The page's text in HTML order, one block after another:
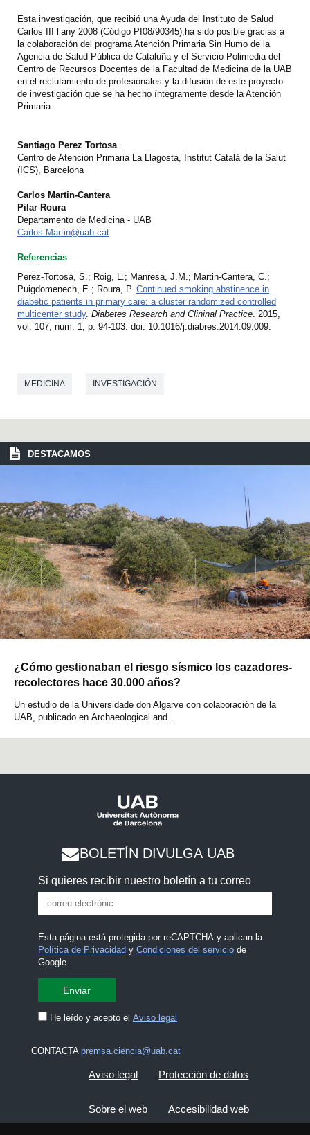
Esta investigación, que recibió una Ayuda del Instituto de Salud
Carlos III l’any 2008 (Código PI08/90345),ha sido posible gracias a
la colaboración del programa Atención Primaria Sin Humo de la
Agencia de Salud Pública de Cataluña y el Servicio Polimedia del
Centro de Recursos Docentes de la Facultad de Medicina de la UAB
en el reclutamiento de profesionales y la difusión de este proyecto
de investigación que se ha hecho íntegramente desde la Atención
Primaria.
Santiago Perez Tortosa
Centro de Atención Primaria La Llagosta, Institut Català de la Salut
(ICS), Barcelona
Carlos Martin-Cantera
Pilar Roura
Departamento de Medicina - UAB
Carlos.Martin@uab.cat
Referencias
Perez-Tortosa, S.; Roig, L.; Manresa, J.M.; Martin-Cantera, C.;
Puigdomenech, E.; Roura, P. Continued smoking abstinence in
diabetic patients in primary care: a cluster randomized controlled
multicenter study. Diabetes Research and Clininal Practice . 2015,
vol. 107, num. 1, p. 94-103. doi: 10.1016/j.diabres.2014.09.009.
MEDICINA INVESTIGACIÓN
DESTACAMOS
¿Cómo gestionaban el riesgo sísmico los cazadores-
recolectores hace 30.000 años?
Un estudio de la Universidade don Algarve con colaboración de la
UAB, publicado en Archaeological and...
BOLETÍN DIVULGA UAB
Si quieres recibir nuestro boletín a tu correo
Esta página está protegida por reCAPTCHA y aplican la
Política de Privacidad y Condiciones del serviciode
Google.
He leído y acepto el Aviso legal
CONTACTA premsa.ciencia@uab.cat
Aviso legal Protección de datos
Sobre el web Accesibilidad web